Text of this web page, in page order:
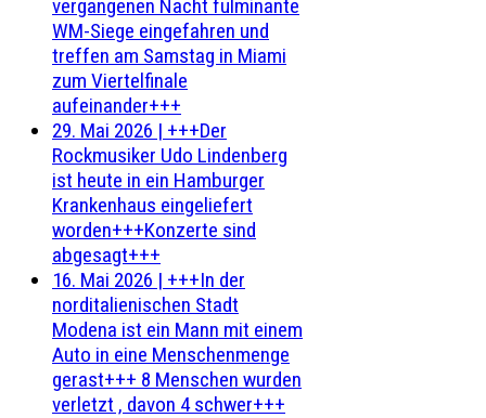
vergangenen Nacht fulminante
WM-Siege eingefahren und
treffen am Samstag in Miami
zum Viertelfinale
aufeinander+++
29. Mai 2026 | +++Der
Rockmusiker Udo Lindenberg
ist heute in ein Hamburger
Krankenhaus eingeliefert
worden+++Konzerte sind
abgesagt+++
16. Mai 2026 | +++In der
norditalienischen Stadt
Modena ist ein Mann mit einem
Auto in eine Menschenmenge
gerast+++ 8 Menschen wurden
verletzt , davon 4 schwer+++